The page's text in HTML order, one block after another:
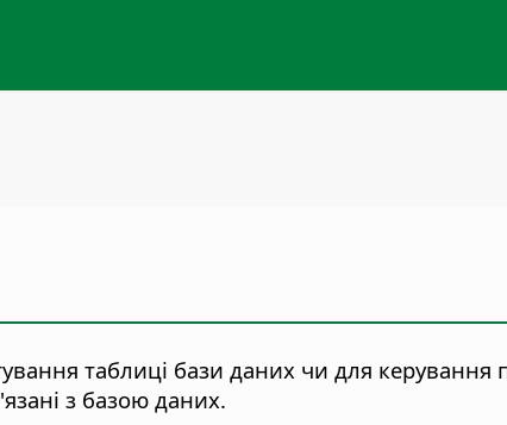
таблиці бази даних чи для
з базою даних.